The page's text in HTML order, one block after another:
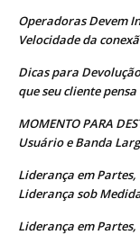
Operadoras Devem
Velocidade da
Dicas para
que seu cliente
MOMENTO PARA
Usuário e Banda
Liderança em
Liderança sob
Liderança em